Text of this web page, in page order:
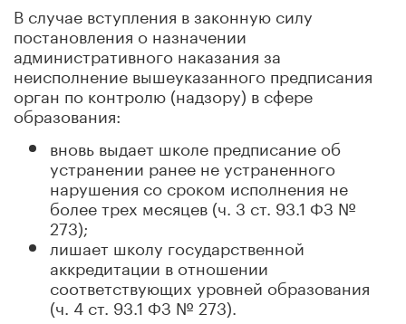
В случае вступления в законную силу
постановления о назначении
административного наказания за
неисполнение вышеуказанного предписания
орган по контролю (надзору) в сфере
образования:
вновь выдает школе предписание об
устранении ранее не устраненного
нарушения со сроком исполнения не
более трех месяцев (ч. 3 ст. 93.1 ФЗ №
273);
лишает школу государственной
аккредитации в отношении
соответствующих уровней образования
(ч. 4 ст. 93.1 ФЗ № 273).